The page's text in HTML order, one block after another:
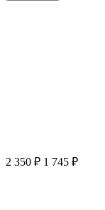
2 350 ₽ 1 745 ₽